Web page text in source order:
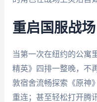
重启国服战
当第一次在纽约的公寓
精英》四排一整晚，不
敦宿舍流畅探索《原神
重连；甚至轻松打开腾